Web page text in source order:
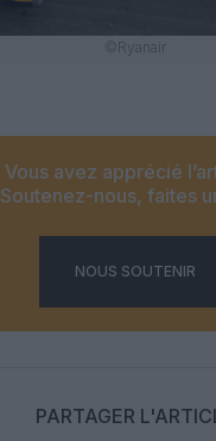
©Ryanair
Vous avez apprécié
Soutenez-nous, faites
NOUS SOUTENIR
PARTAGER